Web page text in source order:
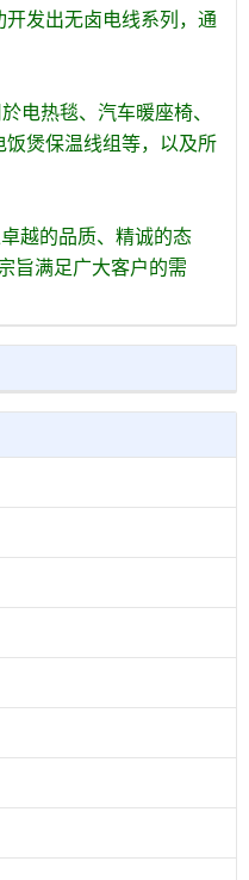
发出无卤电线系列，通
电热毯、汽车暖座椅、
煲保温线组等，以及所
越的品质、精诚的态
旨满足广大客户的需